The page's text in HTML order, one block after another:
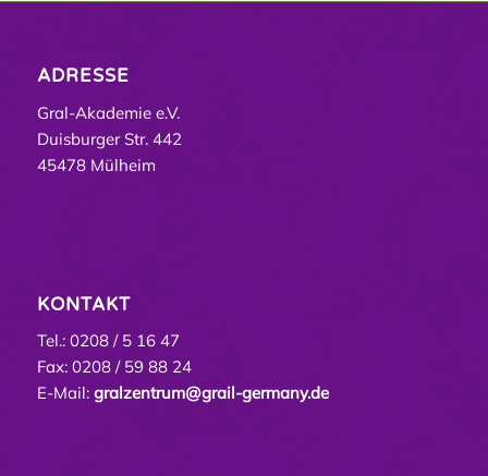
ADRESSE
Gral-Akademie e.V.
Duisburger Str. 442
45478 Mülheim
KONTAKT
Tel.: 0208 / 5 16 47
Fax: 0208 / 59 88 24
E-Mail: gralzentrum@grail-germany.de